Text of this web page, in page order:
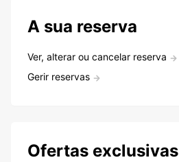
A sua reserva
Ver, alterar ou cancelar reserva
Gerir reservas
Ofertas exclusivas